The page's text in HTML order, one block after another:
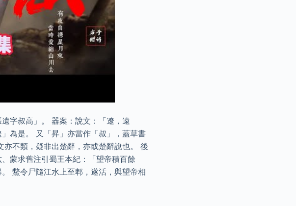
字叔高」。 器案：說文：「遼，遠
為是。 又「昇」亦當作「叔」，蓋草書
亦不類，疑非出楚辭，亦或楚辭說也。 後
蒙求舊注引蜀王本紀：「望帝積百餘
鱉令尸隨江水上至郫，遂活，與望帝相